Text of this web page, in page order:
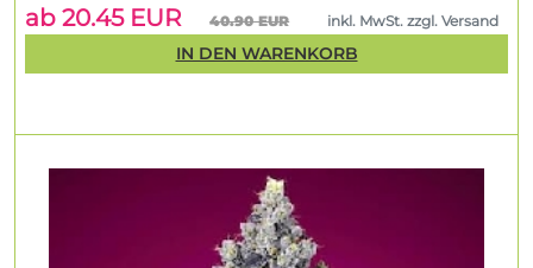
ab 20.45 EUR
40.90 EUR inkl. MwSt. zzgl. Versand
IN DEN WARENKORB